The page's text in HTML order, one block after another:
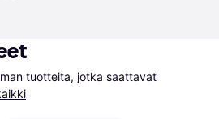
tuotteita, jotka saattavat